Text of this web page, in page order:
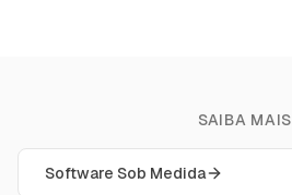
SAIBA MAIS
Software Sob Medida